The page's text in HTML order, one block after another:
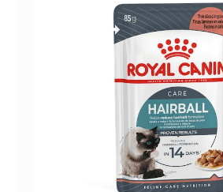
OFFERTE PET
OFFERTE PESCI